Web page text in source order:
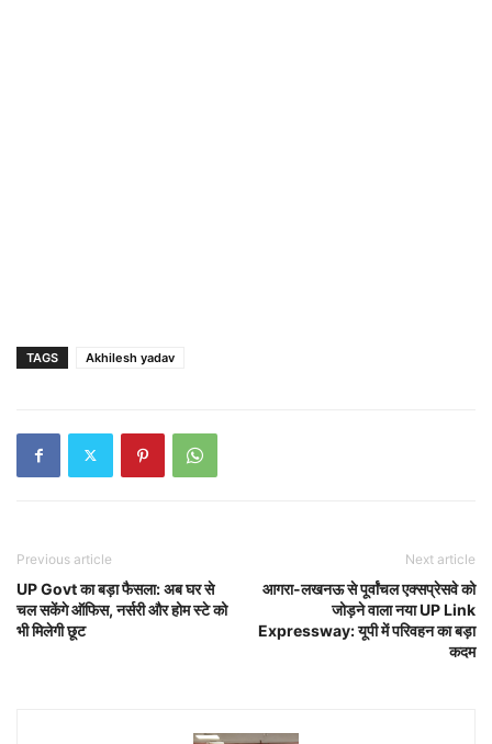
TAGS Akhilesh yadav
Previous article
UP Govt का बड़ा फैसला: अब घर से
चल सकेंगे ऑफिस, नर्सरी और होम स्टे को
भी मिलेगी छूट
Next article
आगरा-लखनऊ से पूर्वांचल एक्सप्रेसवे को
जोड़ने वाला नया UP Link
Expressway: यूपी में परिवहन का बड़ा
कदम